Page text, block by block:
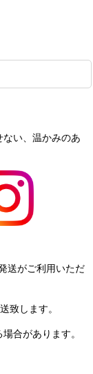
い、温かみのあ
送がご利用いただ
致します。
合があります。